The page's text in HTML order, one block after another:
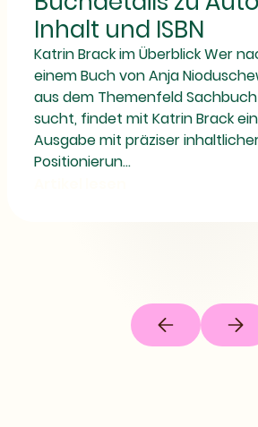
Inhalt und ISBN
Katrin Brack im Überblick Wer
einem Buch von Anja
aus dem Themenfeld Sachbuch
sucht, findet mit Katrin Brack
Ausgabe mit präziser
Positionierun...